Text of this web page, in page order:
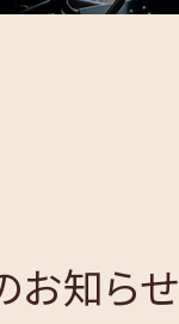
お知らせ